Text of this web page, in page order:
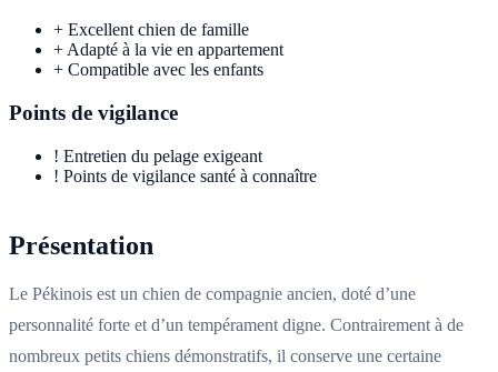
+ Excellent chien de famille
+ Adapté à la vie en appartement
+ Compatible avec les enfants
Points de vigilance
! Entretien du pelage exigeant
! Points de vigilance santé à connaître
Présentation
Le Pékinois est un chien de compagnie ancien, doté d’une
personnalité forte et d’un tempérament digne. Contrairement à de
nombreux petits chiens démonstratifs, il conserve une certaine